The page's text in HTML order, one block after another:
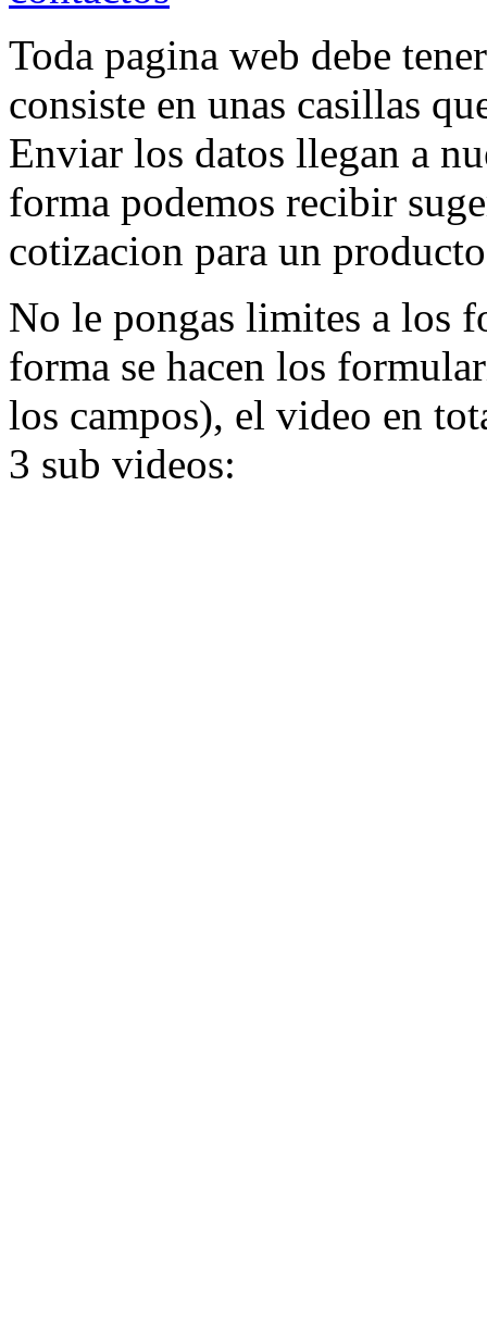
Toda pagina web debe
consiste en unas casillas
Enviar los datos llegan a
forma podemos recibir
cotizacion para un
No le pongas limites a los
forma se hacen los
los campos), el video en
3 sub videos: